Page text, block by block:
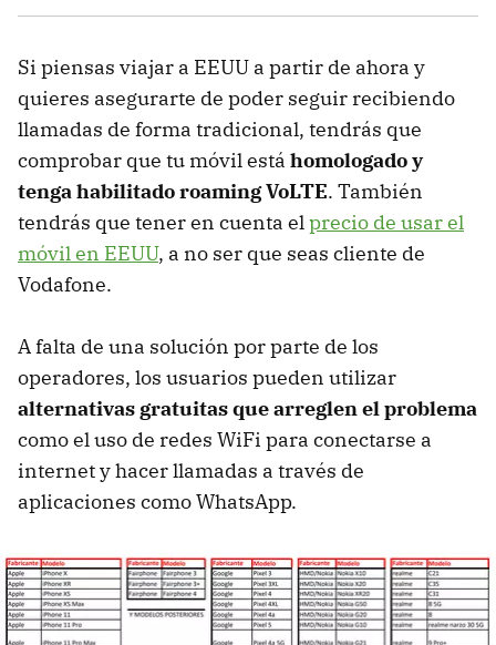
Si piensas viajar a EEUU a partir de ahora y
quieres asegurarte de poder seguir recibiendo
llamadas de forma tradicional, tendrás que
comprobar que tu móvil está homologado y
tenga habilitado roaming VoLTE. También
tendrás que tener en cuenta elprecio de usar el
móvil en EEUU, a no ser que seas cliente de
Vodafone.
A falta de una solución por parte de los
operadores, los usuarios pueden utilizar
alternativas gratuitas que arreglen el problema
como el uso de redes WiFi para conectarse a
internet y hacer llamadas a través de
aplicaciones como WhatsApp.